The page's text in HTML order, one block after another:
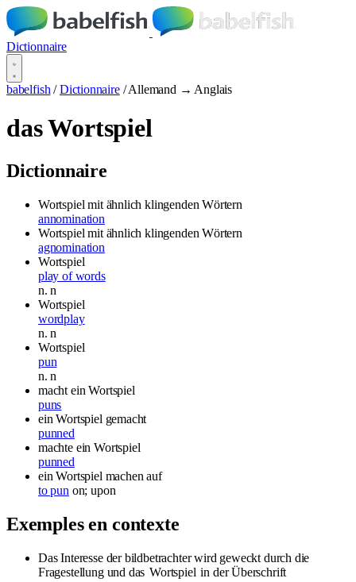
Dictionnaire
babelfish / Dictionnaire / Allemand → Anglais
das Wortspiel
Dictionnaire
Wortspiel mit ähnlich klingenden Wörtern
annomination
Wortspiel mit ähnlich klingenden Wörtern
agnomination
Wortspiel
play of words
n.n
Wortspiel
wordplay
n.n
Wortspiel
pun
n.n
macht ein Wortspiel
puns
ein Wortspiel gemacht
punned
machte ein Wortspiel
punned
ein Wortspiel machen auf
to pun on; upon
Exemples en contexte
Das Interesse der bildbetrachter wird geweckt durch die
Fragestellung und das Wortspiel in der Überschrift